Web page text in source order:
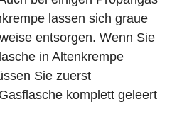
lassen sich graue
entsorgen. Wenn Sie
in Altenkrempe
Sie zuerst
komplett geleert